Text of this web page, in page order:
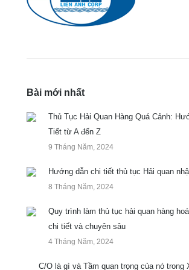
Bài mới nhất
Thủ Tục Hải Quan Hàng Quá Cảnh:
Tiết từ A đến Z
9 Tháng Năm, 2024
Hướng dẫn chi tiết thủ tục Hải quan
8 Tháng Năm, 2024
Quy trình làm thủ tục hải quan hàng
chi tiết và chuyên sâu
4 Tháng Năm, 2024
C/O là gì và Tầm quan trọng của nó trong